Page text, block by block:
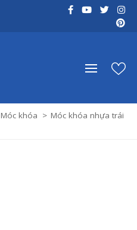
Móc khóa > Móc khóa nhựa trái